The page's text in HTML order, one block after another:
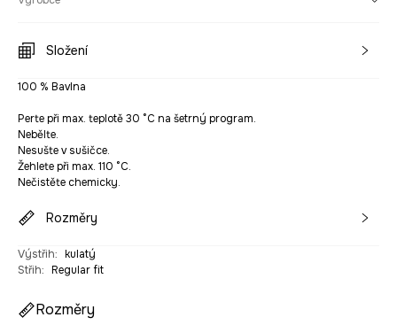
Složení
100 % Bavlna
Perte při max. teplotě 30 °C na šetrný program.
Nebělte.
Nesušte v sušičce.
Žehlete při max. 110 °C.
Nečistěte chemicky.
Rozměry
Výstřih: kulatý
Střih: Regular fit
Rozměry